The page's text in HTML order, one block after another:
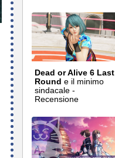
Dead or Alive 6 Last
Round e il minimo
sindacale -
Recensione